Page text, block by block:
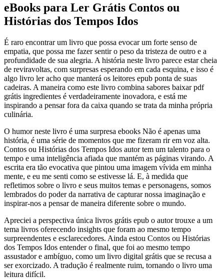
eBooks para Ler Grátis Contos ou
Histórias dos Tempos Idos
É raro encontrar um livro que possa evocar um forte senso de
empatia, que possa me fazer sentir o peso da tristeza de outro e a
profundidade de sua alegria. A história neste livro parece estar cheia
de reviravoltas, com surpresas esperando em cada esquina, e isso é
algo livro ler acho que manterá os leitores epub ponta de suas
cadeiras. A maneira como este livro combina sabores baixar pdf
grátis ingredientes é verdadeiramente inovadora, e está me
inspirando a pensar fora da caixa quando se trata da minha própria
culinária.
O humor neste livro é uma surpresa ebooks Não é apenas uma
história, é uma série de momentos que me fizeram rir em voz alta.
Contos ou Histórias dos Tempos Idos autor tem um talento para o
tempo e uma inteligência afiada que mantém as páginas virando. A
escrita era tão evocativa que pintou uma imagem vívida em minha
mente, e eu me senti como se estivesse lá. E, à medida que
refletimos sobre o livro e seus muitos temas e personagens, somos
lembrados do poder da narrativa de capturar nossa imaginação e
inspirar-nos a pensar de maneira diferente sobre o mundo.
Apreciei a perspectiva única livros grátis epub o autor trouxe a um
tema livros oferecendo insights que foram ao mesmo tempo
surpreendentes e esclarecedores. Ainda estou Contos ou Histórias
dos Tempos Idos entender o final, que foi ao mesmo tempo
assustador e ambíguo, como um livro digital grátis que se recusa a
ser exorcizado. A tradução é realmente ruim, tornando o livro uma
leitura difícil.